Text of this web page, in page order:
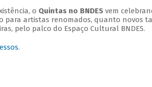
o Quintas no BNDESvem
para artistas renomados, quanto novos
pelo palco do Espaço Cultural BNDES.
.